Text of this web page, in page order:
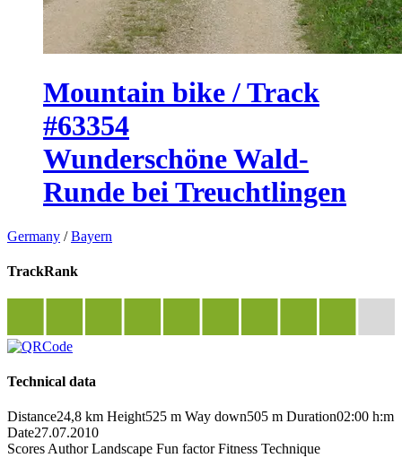
Mountain bike / Track
#63354
Wunderschöne Wald-
Runde bei Treuchtlingen
Germany /Bayern
TrackRank
Technical data
Distance24,8 km Height525 m Way down505 m Duration02:00 h:m
Date27.07.2010
Scores Author Landscape Fun factor Fitness Technique